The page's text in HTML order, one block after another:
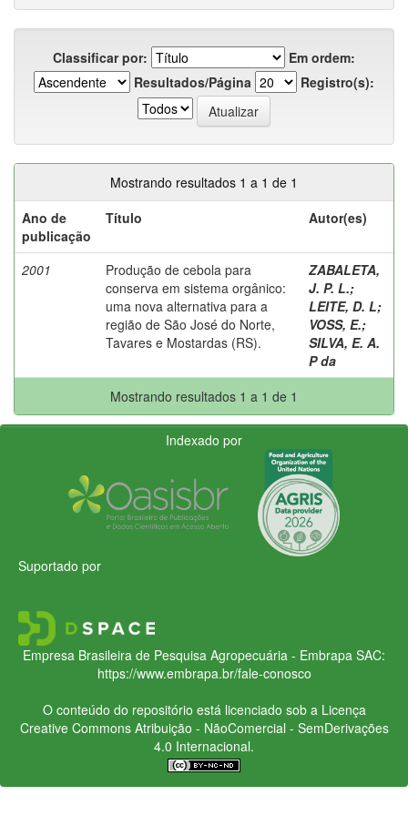
Classificar por:
Em ordem:
Resultados/Página
Registro(s):
Mostrando resultados 1 a 1 de 1
Ano de
publicação
Título Autor(es)
2001
Produção de cebola para
conserva em sistema orgânico:
uma nova alternativa para a
região de São José do Norte,
Tavares e Mostardas (RS).
ZABALETA,
J. P. L.;
LEITE, D. L;
VOSS, E.;
SILVA, E. A.
P da
Mostrando resultados 1 a 1 de 1
Indexado por
Suportado por
Empresa Brasileira de Pesquisa Agropecuária - Embrapa SAC:
https://www.embrapa.br/fale-conosco
O conteúdo do repositório está licenciado sob a Licença
Creative CommonsAtribuição - NãoComercial - SemDerivações
4.0 Internacional.